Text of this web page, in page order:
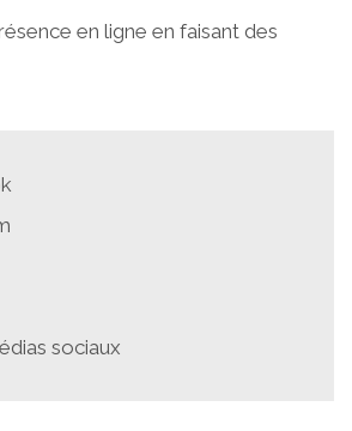
en ligne en faisant des
sociaux